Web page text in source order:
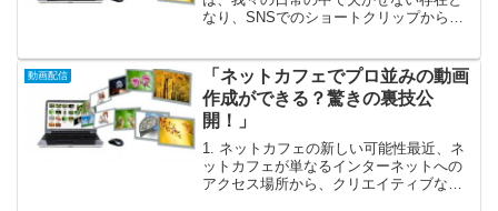
なり、SNSでのショートクリップから
動画制作は、専門的な技術やスキルが必
要でした。しか...
動画配信
「ネットカフェでプロ並みの動画
作成ができる？驚きの裏技公
開！」
1. ネットカフェの新しい可能性最近、ネ
ットカフェが単なるインターネットへの
アクセス場所から、クリエイティブな活